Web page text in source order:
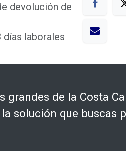
devolución de
días laborales
grandes de la Costa
solución que buscas